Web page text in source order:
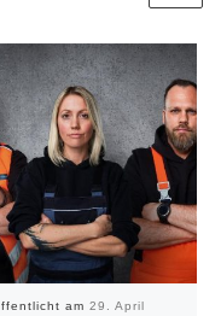
am 29. April